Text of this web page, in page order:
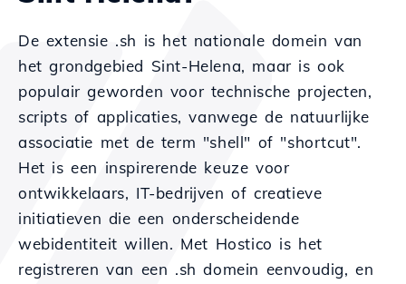
De extensie .sh is het nationale domein van
het grondgebied Sint-Helena, maar is ook
populair geworden voor technische projecten,
scripts of applicaties, vanwege de natuurlijke
associatie met de term "shell" of "shortcut".
Het is een inspirerende keuze voor
ontwikkelaars, IT-bedrijven of creatieve
initiatieven die een onderscheidende
webidentiteit willen. Met Hostico is het
registreren van een .sh domein eenvoudig, en